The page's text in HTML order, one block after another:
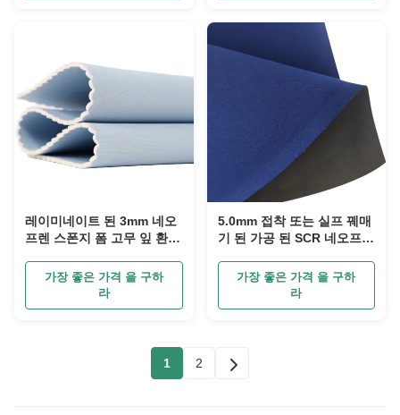
레이미네이트 된 3mm 네오
프렌 스폰지 폼 고무 잎 환경
가장 좋은 가격 을 구하
라
5.0mm 접착 또는 실프 꿰매
기 된 가공 된 SCR 네오프레
가장 좋은 가격 을 구하
라
1 2